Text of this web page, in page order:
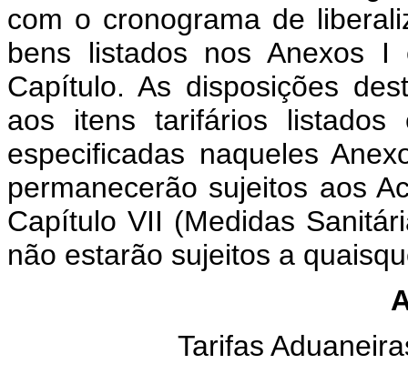
com o cronograma de
bens listados nos Anexos
Capítulo. As disposições
aos itens tarifários listados
especificadas naqueles
permanecerão sujeitos aos
Capítulo VII (Medidas
não estarão sujeitos a
Tarifas